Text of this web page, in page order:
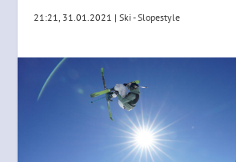
21:21, 31.01.2021 |Ski - Slopestyle